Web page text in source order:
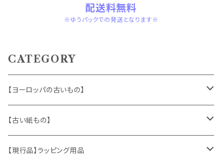
配送料無料
※ゆうパックでの発送となります※
CATEGORY
【ヨーロッパの古いもの】
ヴィンテージアクセサリー
おもちゃ、ぬいぐるみ
【古い紙もの】
切手、FDC
【現行品】ラッピング用品